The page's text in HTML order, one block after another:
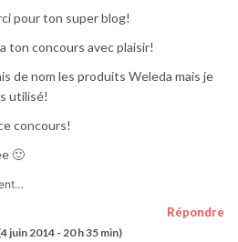
pour ton super blog!
ton concours avec plaisir!
de nom les produits Weleda mais je
utilisé!
concours!
🙂
juin 2014 - 20 h 35 min)
Répondre